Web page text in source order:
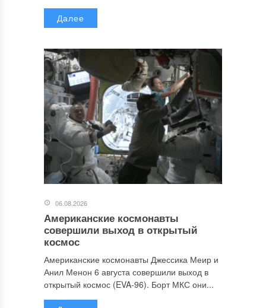
Далее
06.08.2026
Американские космонавты
совершили выход в открытый
космос
Американские космонавты Джессика Меир и
Анил Менон 6 августа совершили выход в
открытый космос (EVA-96). Борт МКС они...